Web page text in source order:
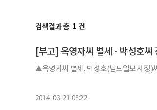
검색결과 총 1 건
[부고] 옥영자씨 별세 - 박성호씨
▲옥영자씨 별세, 박성호(남도일보 사장)
2014-03-21 08:22